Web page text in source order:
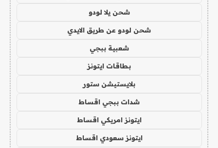
شحن يلا لودو
شحن لودو عن طريق الايدي
شعبية ببجي
بطاقات ايتونز
بلايستيشن ستور
شدات ببجي اقساط
ايتونز امريكي اقساط
ايتونز سعودي اقساط